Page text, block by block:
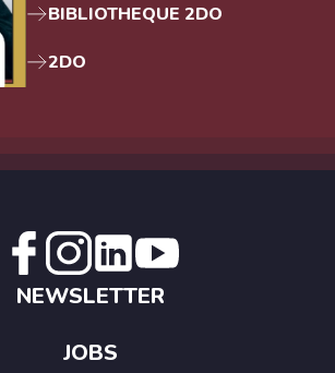
BIBLIOTHEQUE 2DO
2DO
NEWSLETTER
JOBS